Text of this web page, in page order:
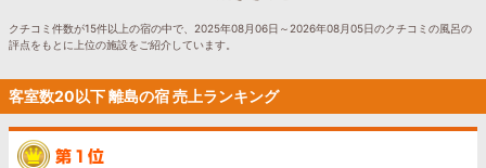
クチコミ件数が15件以上の宿の中で、2025年08月06日～2026年08月05日のクチコミの風呂の
評点をもとに上位の施設をご紹介しています。
客室数20以下 離島の宿 売上ランキング